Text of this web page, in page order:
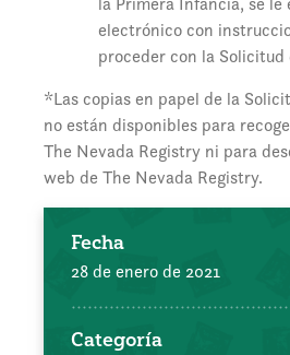
electrónico con
proceder con la Solicitud
*Las copias en papel de la
no están disponibles para
The Nevada Registry ni para
web de The Nevada Registry.
Fecha
28 de enero de 2021
Categoría